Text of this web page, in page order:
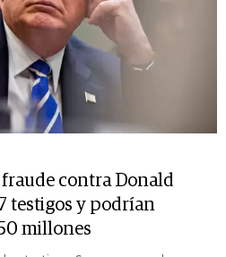
contra Donald
testigos y podrían
millones